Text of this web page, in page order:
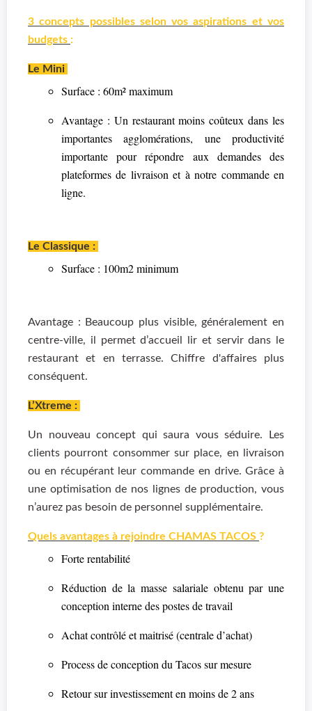
3 concepts possibles selon vos aspirations et vos
budgets :
Le Mini
Surface : 60m² maximum
Avantage : Un restaurant moins coûteux dans les
importantes agglomérations, une productivité
importante pour répondre aux demandes des
plateformes de livraison et à notre commande en
ligne.
Le Classique :
Surface : 100m2 minimum
Avantage : Beaucoup plus visible, généralement en
centre-ville, il permet d’accueil lir et servir dans le
restaurant et en terrasse. Chiffre d'affaires plus
conséquent.
L’Xtreme :
Un nouveau concept qui saura vous séduire. Les
clients pourront consommer sur place, en livraison
ou en récupérant leur commande en drive. Grâce à
une optimisation de nos lignes de production, vous
n’aurez pas besoin de personnel supplémentaire.
Quels avantages à rejoindre CHAMAS TACOS ?
Forte rentabilité
Réduction de la masse salariale obtenu par une
conception interne des postes de travail
Achat contrôlé et maitrisé (centrale d’achat)
Process de conception du Tacos sur mesure
Retour sur investissement en moins de 2 ans